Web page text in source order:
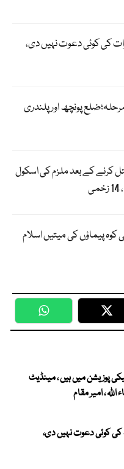
کی کوئی دعوت نہیں دی،
پونچھ اور پلندری
کرنے کے بعد ملزم کی اسکول
کوہ پیماؤں کی میتیں اسلام
WhatsApp
پوزیشن میں ہیں ، مینڈیٹ
، امیر مقام
کی کوئی دعوت نہیں دی،